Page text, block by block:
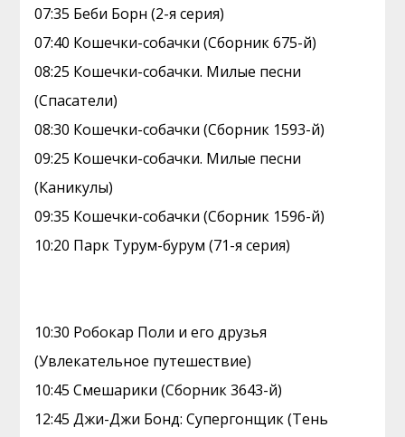
07:35 Беби Борн (2-я серия)
07:40 Кошечки-собачки (Сборник 675-й)
08:25 Кошечки-собачки. Милые песни
(Спасатели)
08:30 Кошечки-собачки (Сборник 1593-й)
09:25 Кошечки-собачки. Милые песни
(Каникулы)
09:35 Кошечки-собачки (Сборник 1596-й)
10:20 Парк Турум-бурум (71-я серия)
10:30 Робокар Поли и его друзья
(Увлекательное путешествие)
10:45 Смешарики (Сборник 3643-й)
12:45 Джи-Джи Бонд: Супергонщик (Тень